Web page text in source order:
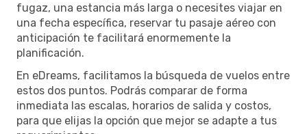
fugaz, una estancia más larga o necesites viajar en
una fecha específica, reservar tu pasaje aéreo con
anticipación te facilitará enormemente la
planificación.
En eDreams, facilitamos la búsqueda de vuelos entre
estos dos puntos. Podrás comparar de forma
inmediata las escalas, horarios de salida y costos,
para que elijas la opción que mejor se adapte a tus